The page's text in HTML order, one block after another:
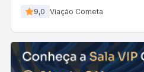
9,0 Viação Cometa